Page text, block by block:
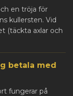
en tröja för
kullersten. Vid
(täckta axlar och
betala med
fungerar på